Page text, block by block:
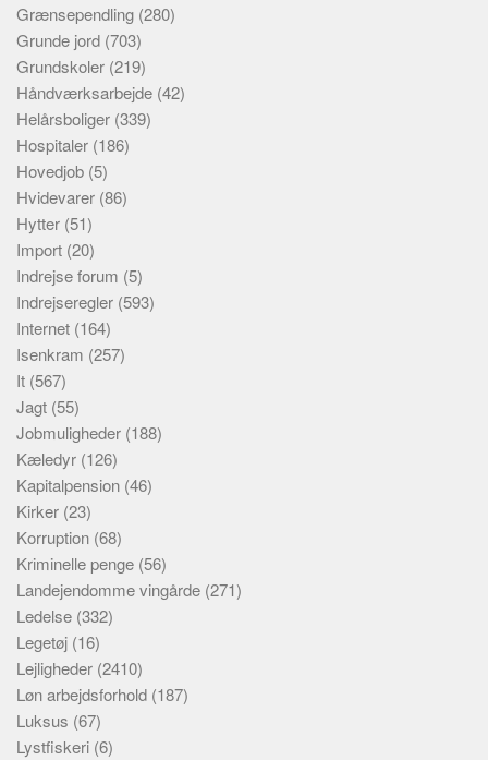
Grænsependling (280)
Grunde jord (703)
Grundskoler (219)
Håndværksarbejde (42)
Helårsboliger (339)
Hospitaler (186)
Hovedjob (5)
Hvidevarer (86)
Hytter (51)
Import (20)
Indrejse forum (5)
Indrejseregler (593)
Internet (164)
Isenkram (257)
It (567)
Jagt (55)
Jobmuligheder (188)
Kæledyr (126)
Kapitalpension (46)
Kirker (23)
Korruption (68)
Kriminelle penge (56)
Landejendomme vingårde (271)
Ledelse (332)
Legetøj (16)
Lejligheder (2410)
Løn arbejdsforhold (187)
Luksus (67)
Lystfiskeri (6)